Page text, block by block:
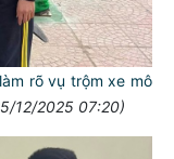
rõ vụ trộm xe mô
12/2025 07:20)